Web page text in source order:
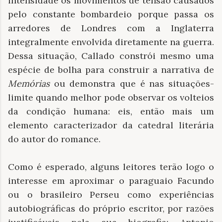
pelo constante bombardeio porque passa os
arredores de Londres com a Inglaterra
integralmente envolvida diretamente na guerra.
Dessa situação, Callado constrói mesmo uma
espécie de bolha para construir a narrativa de
Memóriasou demonstra que é nas situações-
limite quando melhor pode observar os volteios
da condição humana: eis, então mais um
elemento caracterizador da catedral literária
do autor do romance.
Como é esperado, alguns leitores terão logo o
interesse em aproximar o paraguaio Facundo
ou o brasileiro Perseu como experiências
autobiográficas do próprio escritor, por razões